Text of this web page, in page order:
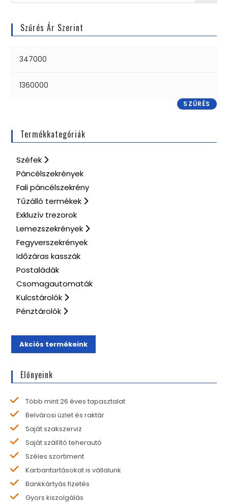
Szűrés Ár Szerint
SZŰRÉS
Termékkategóriák
Széfek
Páncélszekrények
Fali páncélszekrény
Tűzálló termékek
Exkluzív trezorok
Lemezszekrények
Fegyverszekrények
Időzáras kasszák
Postaládák
Csomagautomaták
Kulcstárolók
Pénztárolók
Akciós termékeink
Előnyeink
Több mint 26 éves tapasztalat
Belvárosi üzlet és raktár
Saját szakszerviz
Saját szállító teherautó
Széles szortiment
Karbantartásokat is vállalunk
Bankkártyás fizetés
Gyors kiszolgálás